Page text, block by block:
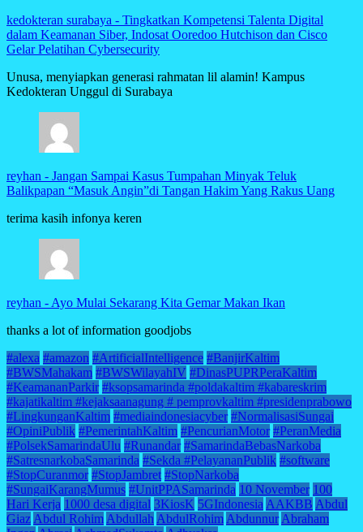
kedokteran surabaya - Tingkatkan Kompetensi Talenta Digital
dalam Keamanan Siber, Indosat Ooredoo Hutchison dan Cisco
Gelar Pelatihan Cybersecurity
Unusa, menyiapkan generasi rahmatan lil alamin! Kampus
Kedokteran Unggul di Surabaya
reyhan - Jangan Sampai Kasus Tumpahan Minyak Teluk
Balikpapan “Masuk Angin”di Tangan Hakim Yang Rakus Uang
terima kasih infonya keren
reyhan - Ayo Mulai Sekarang Kita Gemar Makan Ikan
thanks a lot of information goodjobs
#alexa #amazon #ArtificialIntelligence #BanjirKaltim
#BWSMahakam #BWSWilayahIV #DinasPUPRPeraKaltim
#KeamananParkir #ksopsamarinda #poldakaltim #kabareskrim
#kajatikaltim #kejaksaanagung # pemprovkaltim #presidenprabowo
#LingkunganKaltim #mediaindonesiacyber #NormalisasiSungai
#OpiniPublik #PemerintahKaltim #PencurianMotor #PeranMedia
#PolsekSamarindaUlu #Runandar #SamarindaBebasNarkoba
#SatresnarkobaSamarinda #Sekda #PelayananPublik #software
#StopCuranmor #StopJambret #StopNarkoba
#SungaiKarangMumus #UnitPPASamarinda 10 November 100
Hari Kerja 1000 desa digital 3KiosK 5GIndonesia AAKBB Abdul
Giaz Abdul Rohim Abdullah AbdulRohim Abdunnur Abraham